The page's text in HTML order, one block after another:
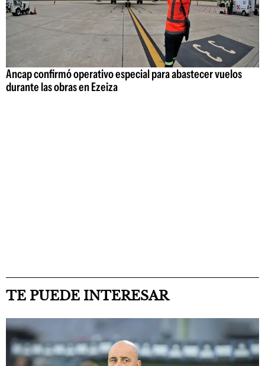
Ancap confirmó operativo especial para abastecer vuelos
durante las obras en Ezeiza
TE PUEDE INTERESAR